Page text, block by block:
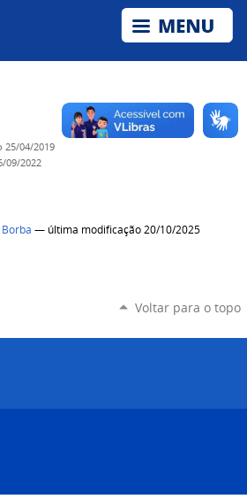
25/04/2019
09/2022
— última modificação 20/10/2025
Voltar para o topo